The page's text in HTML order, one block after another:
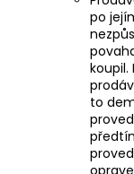
po
to